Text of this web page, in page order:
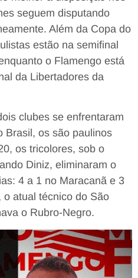
seguem disputando
Além da Copa do
estão na semifinal
o Flamengo está
da Libertadores da
clubes se enfrentaram
Brasil, os são paulinos
os tricolores, sob o
Diniz, eliminaram o
4 a 1 no Maracanã e 3
atual técnico do São
o Rubro-Negro.